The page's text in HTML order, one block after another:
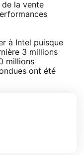
de la vente
à Intel puisque
3 millions
millions
ont été